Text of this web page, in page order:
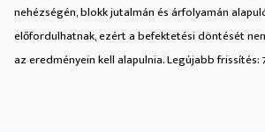
nehézségén, blokk jutalmán és árfolyamán
előfordulhatnak, ezért a befektetési döntését
az eredményein kell alapulnia. Legújabb frissítés: